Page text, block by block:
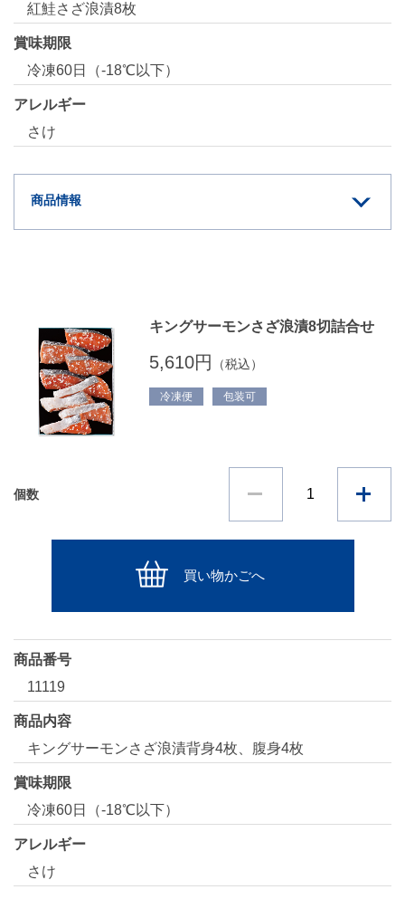
紅鮭さざ浪漬8枚
賞味期限
冷凍60日（-18℃以下）
アレルギー
さけ
商品情報
キングサーモンさざ浪漬8切詰合せ
5,610円 （税込）
冷凍便 包装可
個数
買い物かごへ
商品番号
11119
商品内容
キングサーモンさざ浪漬背身4枚、腹身4枚
賞味期限
冷凍60日（-18℃以下）
アレルギー
さけ